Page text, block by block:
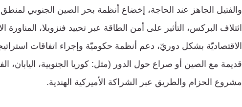
والفتيل الجاهز عند الحاجة، إخضاع أنظمة بحر الصين الجنوبي لمنطق
ائتلاف البركس، التأثير على أمن الطاقة عبر تحييد فنزويلا، المناورة
الاقتصاديّة بشكل دوريّ، دعم أنظمة حكوميّة وإجراء اتفاقات
قديمة مع الصين أو صراع حول الدور (مثل: كوريا الجنوبية، اليابان،
مشروع الحزام والطريق عبر الشراكة الأميركية الهندية.